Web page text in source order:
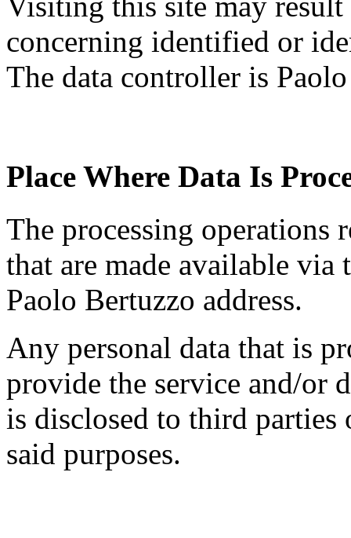
concerning identified or
The data controller is
Place Where Data Is
The processing operations
that are made available via
Paolo Bertuzzo address.
Any personal data that is
provide the service and/or
is disclosed to third
said purposes.